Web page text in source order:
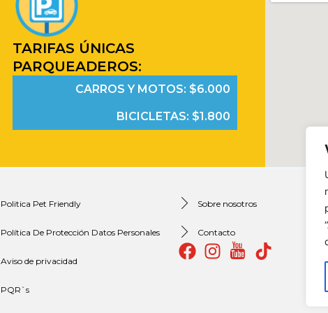
TARIFAS ÚNICAS
PARQUEADEROS:
CARROS Y MOTOS: $6.000
BICICLETAS: $1.800
Politica Pet Friendly
Política De Protección Datos Personales
Aviso de privacidad
PQR`s
Sobre nosotros
Contacto